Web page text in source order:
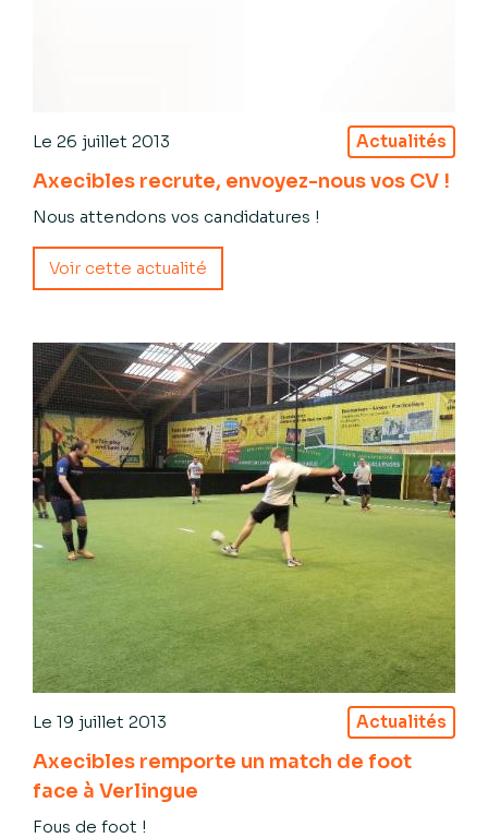
Le 26 juillet 2013 Actualités
Axecibles recrute, envoyez-nous vos CV !
Nous attendons vos candidatures !
Voir cette actualité
Le 19 juillet 2013 Actualités
Axecibles remporte un match de foot
face à Verlingue
Fous de foot !